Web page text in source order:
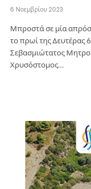
6 Νοεμβρίου 2023
Μπροστά σε μία
το πρωί της Δευτέρας
Σεβασμιώτατος
Χρυσόστομος…